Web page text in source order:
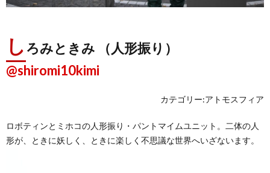
し ろみときみ （人形振り）
@shiromi10kimi
カテゴリー:アトモスフィア
ロボティンとミホコの人形振り・パントマイムユニット。二体の人
形が、ときに妖しく、ときに楽しく不思議な世界へいざないます。